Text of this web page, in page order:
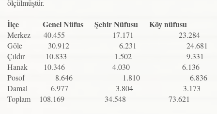
ölçülmüştür.
İlçe Genel Nüfus Şehir Nüfusu Köy nüfusu
Merkez 40.455 17.171 23.284
Göle 30.912 6.231 24.681
Çıldır 10.833 1.502 9.331
Hanak 10.346 4.030 6.136
Posof 8.646 1.810 6.836
Damal 6.977 3.804 3.173
Toplam 108.169 34.548 73.621